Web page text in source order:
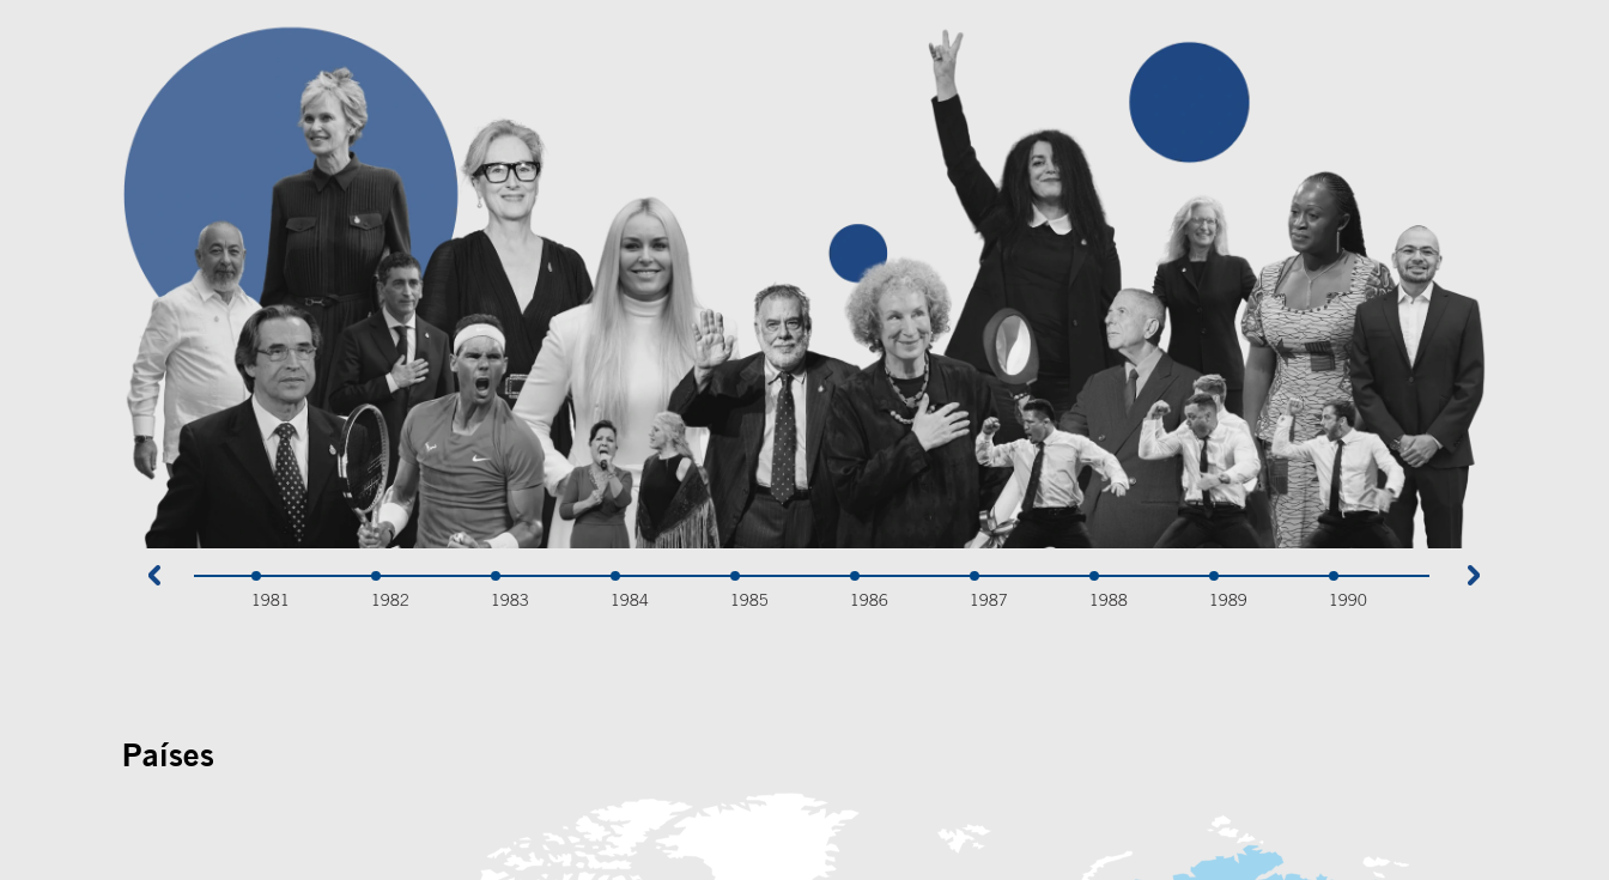
1981 1982 1983 1984 1985 1986 1987 1988 1989 1990
Países